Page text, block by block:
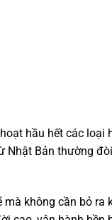
hầu hết các loại
Bản thường
không cần bỏ ra